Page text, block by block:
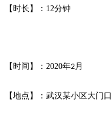
【时长】： 12分钟
【时间】： 2020年2 月
【地点】：武汉某小区大门口